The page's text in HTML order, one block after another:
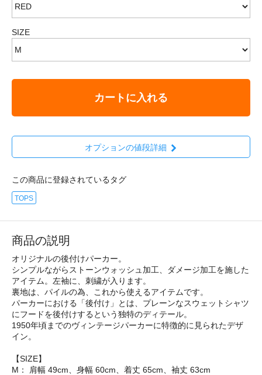
SIZE
カートに入れる
オプションの値段詳細
この商品に登録されているタグ
TOPS
商品の説明
オリジナルの後付けパーカー。
シンプルながらストーンウォッシュ加工、ダメージ加工を施した
アイテム。左袖に、刺繍が入ります。
裏地は、パイルの為、これから使えるアイテムです。
パーカーにおける「後付け」とは、プレーンなスウェットシャツ
にフードを後付けするという独特のディテール。
1950年頃までのヴィンテージパーカーに特徴的に見られたデザ
イン。
【SIZE】
M： 肩幅 49cm、身幅 60cm、着丈 65cm、袖丈 63cm